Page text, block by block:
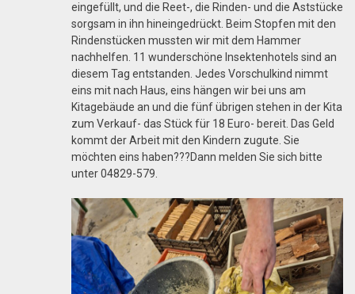
eingefüllt, und die Reet-, die Rinden- und die Aststücke
sorgsam in ihn hineingedrückt. Beim Stopfen mit den
Rindenstücken mussten wir mit dem Hammer
nachhelfen. 11 wunderschöne Insektenhotels sind an
diesem Tag entstanden. Jedes Vorschulkind nimmt
eins mit nach Haus, eins hängen wir bei uns am
Kitagebäude an und die fünf übrigen stehen in der Kita
zum Verkauf- das Stück für 18 Euro- bereit. Das Geld
kommt der Arbeit mit den Kindern zugute. Sie
möchten eins haben???Dann melden Sie sich bitte
unter 04829-579.